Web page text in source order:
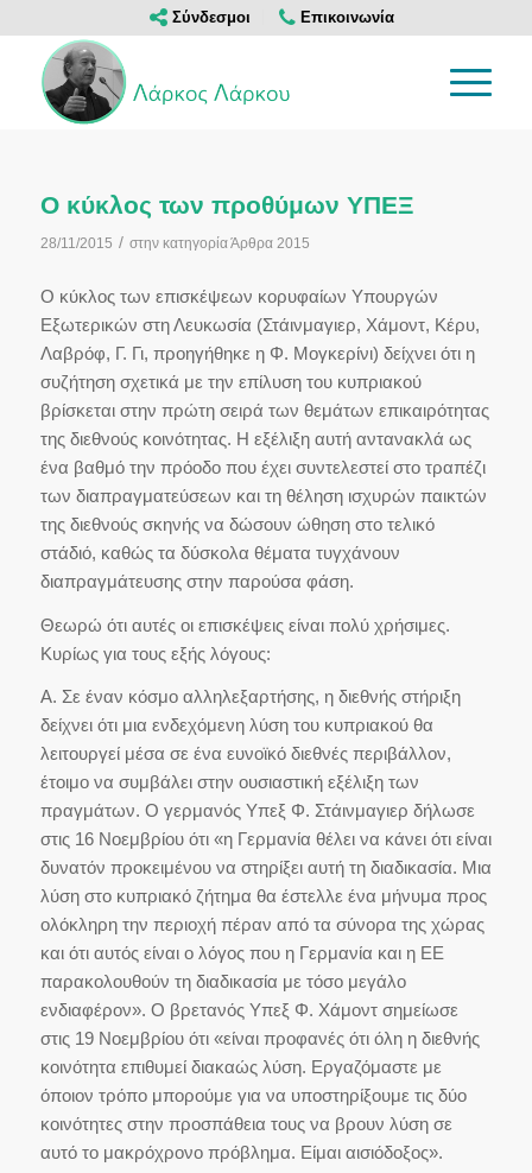
Σύνδεσμοι Επικοινωνία
Ο κύκλος των προθύμων ΥΠΕΞ
28/11/2015 / στην κατηγορίαΆρθρα 2015
Ο κύκλος των επισκέψεων κορυφαίων Υπουργών
Εξωτερικών στη Λευκωσία (Στάινμαγιερ, Χάμοντ, Κέρυ,
Λαβρόφ, Γ. Γι, προηγήθηκε η Φ. Μογκερίνι) δείχνει ότι η
συζήτηση σχετικά με την επίλυση του κυπριακού
βρίσκεται στην πρώτη σειρά των θεμάτων επικαιρότητας
της διεθνούς κοινότητας. Η εξέλιξη αυτή αντανακλά ως
ένα βαθμό την πρόοδο που έχει συντελεστεί στο τραπέζι
των διαπραγματεύσεων και τη θέληση ισχυρών παικτών
της διεθνούς σκηνής να δώσουν ώθηση στο τελικό
στάδιό, καθώς τα δύσκολα θέματα τυγχάνουν
διαπραγμάτευσης στην παρούσα φάση.
Θεωρώ ότι αυτές οι επισκέψεις είναι πολύ χρήσιμες.
Κυρίως για τους εξής λόγους:
Α. Σε έναν κόσμο αλληλεξαρτήσης, η διεθνής στήριξη
δείχνει ότι μια ενδεχόμενη λύση του κυπριακού θα
λειτουργεί μέσα σε ένα ευνοϊκό διεθνές περιβάλλον,
έτοιμο να συμβάλει στην ουσιαστική εξέλιξη των
πραγμάτων. Ο γερμανός Υπεξ Φ. Στάινμαγιερ δήλωσε
στις 16 Νοεμβρίου ότι «η Γερμανία θέλει να κάνει ότι είναι
δυνατόν προκειμένου να στηρίξει αυτή τη διαδικασία. Μια
λύση στο κυπριακό ζήτημα θα έστελλε ένα μήνυμα προς
ολόκληρη την περιοχή πέραν από τα σύνορα της χώρας
και ότι αυτός είναι ο λόγος που η Γερμανία και η ΕΕ
παρακολουθούν τη διαδικασία με τόσο μεγάλο
ενδιαφέρον». Ο βρετανός Υπεξ Φ. Χάμοντ σημείωσε
στις 19 Νοεμβρίου ότι «είναι προφανές ότι όλη η διεθνής
κοινότητα επιθυμεί διακαώς λύση. Εργαζόμαστε με
όποιον τρόπο μπορούμε για να υποστηρίξουμε τις δύο
κοινότητες στην προσπάθεια τους να βρουν λύση σε
αυτό το μακρόχρονο πρόβλημα. Είμαι αισιόδοξος».